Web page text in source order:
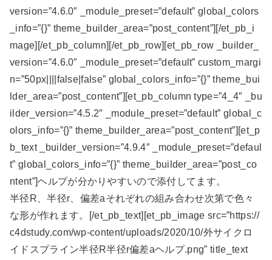
version=”4.6.0″ _module_preset=”default” global_colors
_info=”{}” theme_builder_area=”post_content”][/et_pb_i
mage][/et_pb_column][/et_pb_row][et_pb_row _builder_
version=”4.6.0″ _module_preset=”default” custom_margi
n=”50px||||false|false” global_colors_info=”{}” theme_bui
lder_area=”post_content”][et_pb_column type=”4_4″ _bu
ilder_version=”4.5.2″ _module_preset=”default” global_c
olors_info=”{}” theme_builder_area=”post_content”][et_p
b_text _builder_version=”4.9.4″ _module_preset=”defaul
t” global_colors_info=”{}” theme_builder_area=”post_co
ntent”]ヘルプが分かりやすいので添付してます。
半径R、半径r、偏差aそれぞれの組み合わせ次第で色々
な形が作れます。[/et_pb_text][et_pb_image src=”https://
c4dstudy.com/wp-content/uploads/2020/10/外サイクロ
イドスプライン半径R半径r偏差aヘルプ.png” title_text